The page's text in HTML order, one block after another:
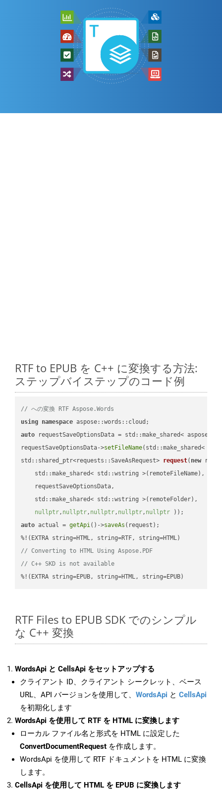
RTF to EPUB を C++ に変換する方法:
ステップバイステップのコード例
// への変換 RTF Aspose.Words
using namespace
auto requestSaveOptionsData = std::make_shared<
requestSaveOptionsData->setFileName(std::make_shared<
std::shared_ptr<requests::SaveAsRequest> request( new
    std::make_shared< std::wstring >(remoteFileName),
    requestSaveOptionsData,
    std::make_shared< std::wstring >(remoteFolder),
nullptr, nullptr, nullptr, nullptr, nullptr ))
auto actual = getApi()->saveAs (request);
// Converting to HTML Using Aspose.PDF
// C++ SKD is not available
%!(EXTRA string=EPUB, string=HTML, string=EPUB)
RTF Files to EPUB SDK でのシンプル
な C++ 変換
WordsApi と CellsApi をセットアップする
クライアント ID、クライアント シークレット、ベース
URL、API バージョンを使用して、 WordsApi と CellsApi
を初期化します
WordsApi を使用して RTF を HTML に変換します
ローカル ファイル名と形式を HTML に設定した
ConvertDocumentRequest を作成します。
WordsApi を使用して RTF ドキュメントを HTML に変換
します。
CellsApi を使用して HTML を EPUB に変換します